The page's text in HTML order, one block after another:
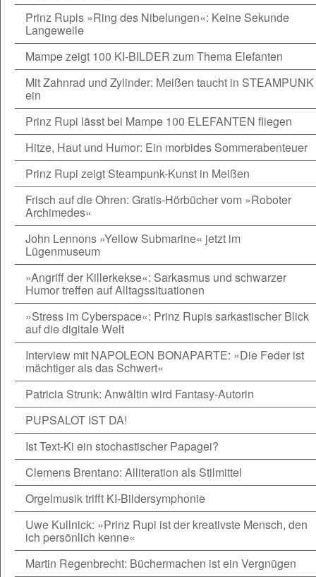
Prinz Rupis »Ring des Nibelungen«: Keine Sekunde
Langeweile
Mampe zeigt 100 KI-BILDER zum Thema Elefanten
Mit Zahnrad und Zylinder: Meißen taucht in STEAMPUNK
ein
Prinz Rupi lässt bei Mampe 100 ELEFANTEN fliegen
Hitze, Haut und Humor: Ein morbides Sommerabenteuer
Prinz Rupi zeigt Steampunk-Kunst in Meißen
Frisch auf die Ohren: Gratis-Hörbücher vom »Roboter
Archimedes«
John Lennons »Yellow Submarine« jetzt im
Lügenmuseum
»Angriff der Killerkekse«: Sarkasmus und schwarzer
Humor treffen auf Alltagssituationen
»Stress im Cyberspace«: Prinz Rupis sarkastischer Blick
auf die digitale Welt
Interview mit NAPOLEON BONAPARTE: »Die Feder ist
mächtiger als das Schwert«
Patricia Strunk: Anwältin wird Fantasy-Autorin
PUPSALOT IST DA!
Ist Text-Ki ein stochastischer Papagei?
Clemens Brentano: Alliteration als Stilmittel
Orgelmusik trifft KI-Bildersymphonie
Uwe Kullnick: »Prinz Rupi ist der kreativste Mensch, den
ich persönlich kenne«
Martin Regenbrecht: Büchermachen ist ein Vergnügen